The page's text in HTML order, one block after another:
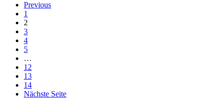
war:
Previous
1
2
3
4
5
…
12
13
14
Nächste Seite